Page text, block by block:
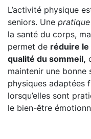
L’activité physique
seniors. Une
la santé du corps,
permet de réduire le
qualité du sommeil,
maintenir une bonne
physiques adaptées
lorsqu’elles sont
le bien-être